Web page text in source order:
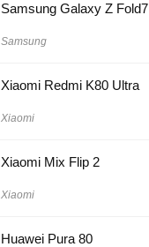
Samsung Galaxy Z Fold7
Samsung
Xiaomi Redmi K80 Ultra
Xiaomi
Xiaomi Mix Flip 2
Xiaomi
Huawei Pura 80